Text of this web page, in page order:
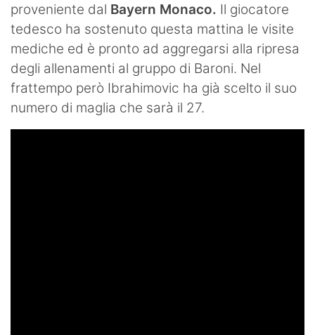
proveniente dal Bayern Monaco. Il giocatore
tedesco ha sostenuto questa mattina le visite
mediche ed è pronto ad aggregarsi alla ripresa
degli allenamenti al gruppo di Baroni. Nel
frattempo però Ibrahimovic ha già scelto il suo
numero di maglia che sarà il 27.